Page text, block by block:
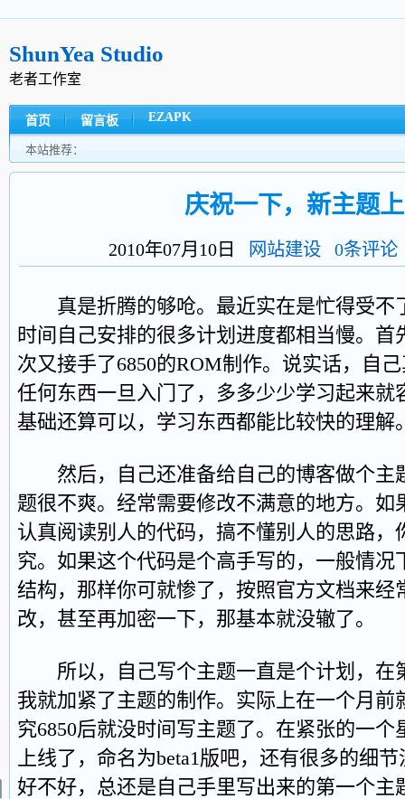
ShunYea Studio
老者工作室
首页 留言板 EZAPK
本站推荐：
庆祝一下，新主题
2010年07月10日 网站建设 0条评论
真是折腾的够呛。最近实在是忙得受不
时间自己安排的很多计划进度都相当慢。首
次又接手了6850的ROM制作。说实话，自
任何东西一旦入门了，多多少少学习起来就
基础还算可以，学习东西都能比较快的理解
然后，自己还准备给自己的博客做个主
题很不爽。经常需要修改不满意的地方。如
认真阅读别人的代码，搞不懂别人的思路，
究。如果这个代码是个高手写的，一般情况
结构，那样你可就惨了，按照官方文档来经
改，甚至再加密一下，那基本就没辙了。
所以，自己写个主题一直是个计划，在
我就加紧了主题的制作。实际上在一个月前
究6850后就没时间写主题了。在紧张的一
上线了，命名为beta1版吧，还有很多的细
好不好，总还是自己手里写出来的第一个主